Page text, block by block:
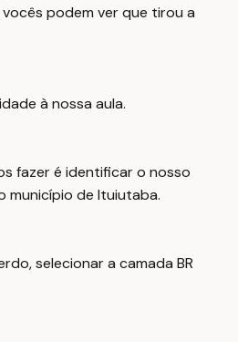
podem ver que tirou a
à nossa aula.
fazer é identificar o nosso
município de Ituiutaba.
selecionar a camada BR